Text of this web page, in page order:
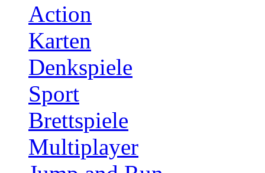
Action
Karten
Denkspiele
Sport
Brettspiele
Multiplayer